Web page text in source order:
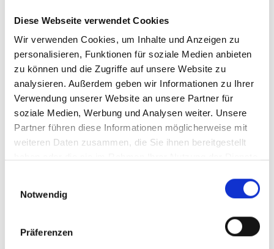
Diese Webseite verwendet Cookies
Wir verwenden Cookies, um Inhalte und Anzeigen zu
personalisieren, Funktionen für soziale Medien anbieten
zu können und die Zugriffe auf unsere Website zu
analysieren. Außerdem geben wir Informationen zu Ihrer
Verwendung unserer Website an unsere Partner für
soziale Medien, Werbung und Analysen weiter. Unsere
Partner führen diese Informationen möglicherweise mit
weiteren Daten zusammen, die Sie ihnen bereitgestellt
Notwendig
Präferenzen
Werbeträgern zu unterstützen. Das Freiburger